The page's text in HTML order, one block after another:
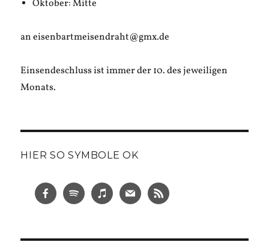
Oktober: Mitte
an eisenbartmeisendraht@gmx.de
Einsendeschluss ist immer der 10. des jeweiligen
Monats.
HIER SO SYMBOLE OK